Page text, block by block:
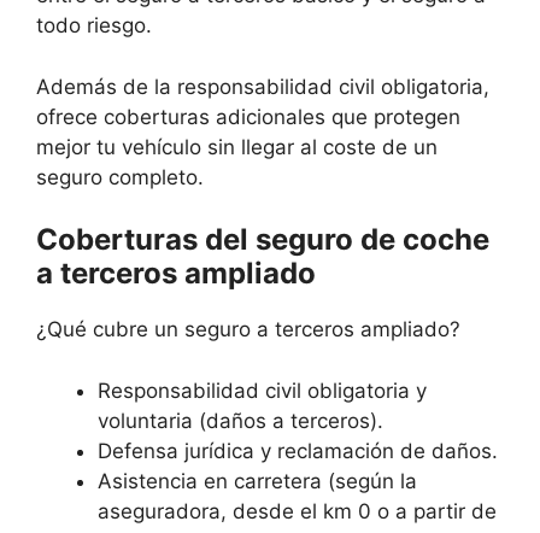
todo riesgo.
Además de la responsabilidad civil obligatoria,
ofrece coberturas adicionales que protegen
mejor tu vehículo sin llegar al coste de un
seguro completo.
Coberturas del seguro de coche
a terceros ampliado
¿Qué cubre un seguro a terceros ampliado?
Responsabilidad civil obligatoria y
voluntaria (daños a terceros).
Defensa jurídica y reclamación de daños.
Asistencia en carretera (según la
aseguradora, desde el km 0 o a partir de